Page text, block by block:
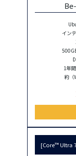
イン
1年
約（
[Core™ Ultra